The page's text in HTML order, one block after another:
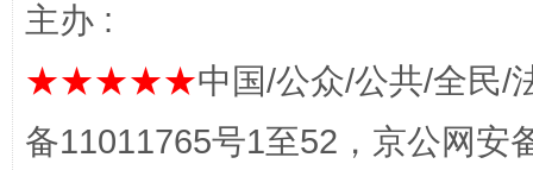
主办 :
★★★★★中国/公众/公共/全民/
备11011765号1至52，京公网安